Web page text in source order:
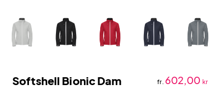
Softshell Bionic Dam fr. 602,00 kr